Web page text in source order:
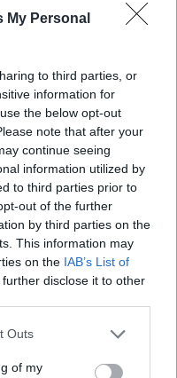
My Personal
to third parties, or
information for
the below opt-out
note that after your
continue seeing
information utilized by
to third parties prior to
out of the further
by third parties on the
This information may
on the IAB’s List of
disclose it to other
one or more Google
You may click to
Outs
of my